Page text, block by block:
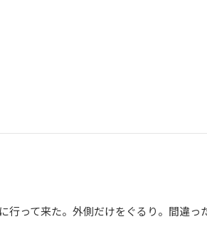
って来た。外側だけをぐるり。間違っ